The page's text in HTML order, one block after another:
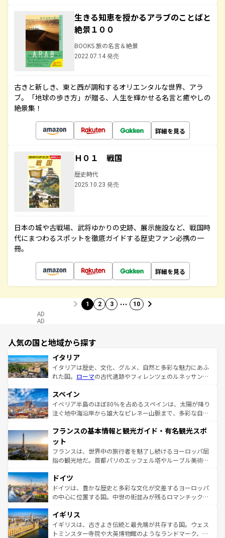
生きる知恵を授かるアラブのことばと
絶景１００
BOOKS 旅の名言＆絶景
2022.07.14 発売
古きと新しき、東と西が調和するオリエンタルな世界、アラ
ブ。「地球の歩き方」が贈る、人生を輝かせる名言と癒やしの
絶景集！
詳細を見る
Ｈ０１ 戦国
歴史時代
2025.10.23 発売
日本の城や古戦場、武将ゆかりの史跡、展示施設など、戦国時
代にまつわるスポットを徹底ガイドする歴史ファン必携の一
冊。
詳細を見る
1 2 3 … 10
AD
AD
人気の国と地域から探す
イタリア
イタリアは歴史、文化、グルメ、自然と多彩な魅力にあふ
れた国。 ローマの古代遺跡やフィレンツェのルネッサンス
ろん、トスカーナの美しい田園風景やアマルフィ海岸の絶
景など、自然景観も見逃せない。観光の合間には、本場の
ピザやパスタなど、絶品のイタリア料理を堪能することも
ませてくれるイタリアで、忘れられない旅をしてみよう！
なお、新着のイタリア情報は
しい。
スペイン
イベリア半島のほぼ80％を占めるスペインは、太陽が降り
注ぐ地中海沿岸から雄大なピレネー山脈まで、多彩な自然
文化が根付くこの国では、情熱的なフラメンコ、熱気あふ
れる闘牛、そして美味しいタパスが生活の一部となってい
る。首都マドリードの洗練された雰囲気や、バルセロナの
アートに溢れた街角から、地方では古代ローマ遺跡や中世
せる。地方によって風土や気候が異なるスペインはその個
性で訪れる人を魅了する。 なお、新着のスペイン情報は コ
ンテンツ一覧を参照してほしい。
フランスの基本情報と観光ガイド・有名観光スポ
ット
フランスは、世界中の旅行者を魅了し続けるヨーロッパ屈
指の観光地だ。首都パリのエッフェル塔やルーブル美術館
で、幅広い魅力が詰まっている。華麗な宮殿、歴史的な大
聖堂、美しいビーチ、そして豊かな自然が、訪れる者を心
から魅了する。また、フランスは美食の国としても知ら
いる。シャンパンの発祥地であるランス、プロヴァンスの
香り高いラベンダー畑など、多彩な楽しみ方が可能だ。さ
らに、パリ以外の地域にも魅力が溢れており、どの街角に
ドイツ
ドイツは、豊かな歴史と多彩な文化が交差するヨーロッパ
の中心に位置する国。中世の街並みが残るロマンチック街
顔を持つこの国は、どこを歩いても飽きることがない。ベ
ルリンの文化的活気、バイエルン州のアルプスの絶景、そ
してライン川沿いのワイン畑といった風景は必見。ビール
イギリス
イギリスは、古きよき伝統と最先端が共存する国。ウェス
トミンスター寺院や大英博物館のようなランドマーク、歴